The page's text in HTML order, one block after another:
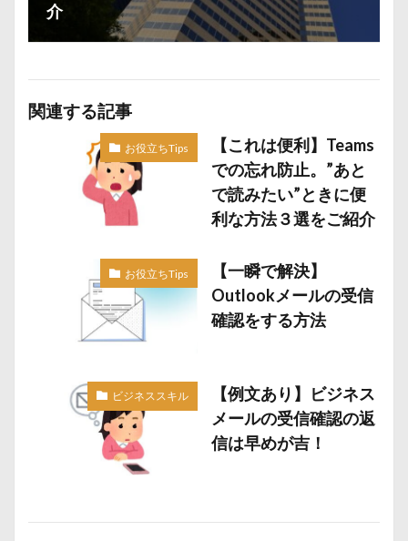
介
関連する記事
お役立ちTips
【これは便利】Teams
での忘れ防止。”あと
で読みたい”ときに便
利な方法３選をご紹介
お役立ちTips
【一瞬で解決】
Outlookメールの受信
確認をする方法
ビジネススキル
【例文あり】ビジネス
メールの受信確認の返
信は早めが吉！